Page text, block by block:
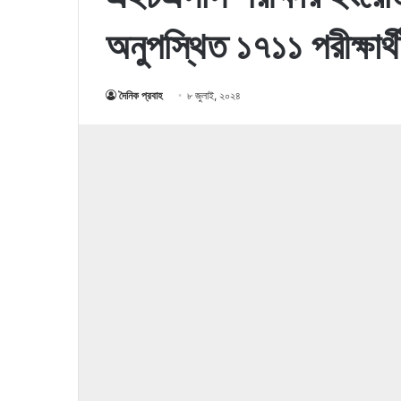
অনুপস্থিত ১৭১১
দৈনিক প্রবাহ ৮ জুলাই, ২০২৪